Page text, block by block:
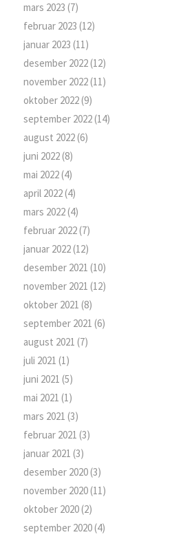
mars 2023 (7)
februar 2023 (12)
januar 2023 (11)
desember 2022(12)
november 2022(11)
oktober 2022(9)
september 2022(14)
august 2022(6)
juni 2022(8)
mai 2022(4)
april 2022(4)
mars 2022(4)
februar 2022(7)
januar 2022(12)
desember 2021 (10)
november 2021 (12)
oktober 2021 (8)
september 2021 (6)
august 2021 (7)
juli 2021 (1)
juni 2021 (5)
mai 2021 (1)
mars 2021 (3)
februar 2021 (3)
januar 2021 (3)
desember 2020(3)
november 2020(11)
oktober 2020(2)
september 2020(4)